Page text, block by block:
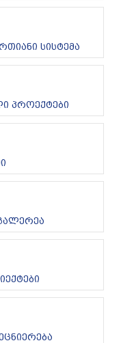
სისტემა
პროექტები